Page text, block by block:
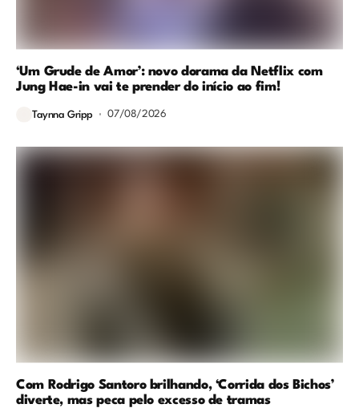
‘Um Grude de Amor’: novo dorama da Netflix com
Jung Hae-in vai te prender do início ao fim!
Taynna Gripp 07/08/2026
Com Rodrigo Santoro brilhando, ‘Corrida dos Bichos’
diverte, mas peca pelo excesso de tramas